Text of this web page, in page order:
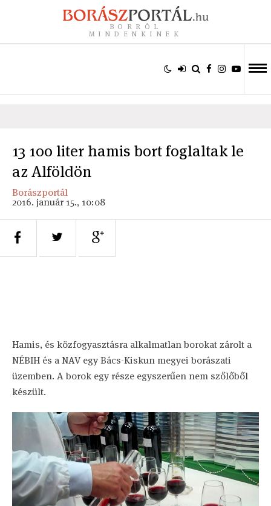
BORRÓL
MINDENKINEK
13 100 liter hamis bort foglaltak le
az Alföldön
Borászportál
2016. január 15., 10:08
Hamis, és közfogyasztásra alkalmatlan borokat zárolt a
NÉBIH és a NAV egy Bács-Kiskun megyei borászati
üzemben. A borok egy része egyszerűen nem szőlőből
készült.